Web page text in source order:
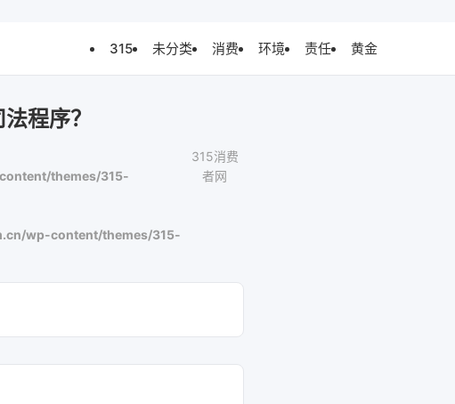
315 未分类 消费 环境 责任 黄金
程序？
themes/315-
wp-content/themes/315-
315消费
者网